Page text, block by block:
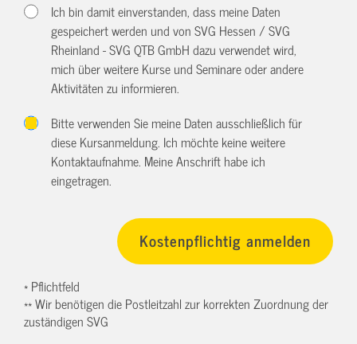
Ich bin damit einverstanden, dass meine Daten
gespeichert werden und von SVG Hessen / SVG
Rheinland - SVG QTB GmbH dazu verwendet wird,
mich über weitere Kurse und Seminare oder andere
Aktivitäten zu informieren.
Bitte verwenden Sie meine Daten ausschließlich für
diese Kursanmeldung. Ich möchte keine weitere
Kontaktaufnahme. Meine Anschrift habe ich
eingetragen.
* Pflichtfeld
** Wir benötigen die Postleitzahl zur korrekten Zuordnung der
zuständigen SVG